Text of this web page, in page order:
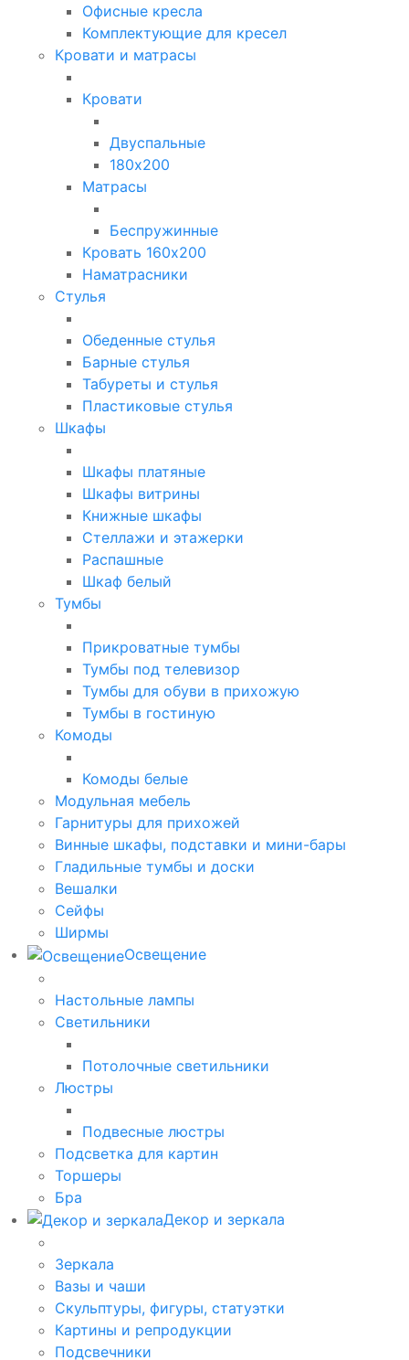
Офисные кресла
Комплектующие для кресел
Кровати и матрасы
Кровати
Двуспальные
180х200
Матрасы
Беспружинные
Кровать 160х200
Наматрасники
Стулья
Обеденные стулья
Барные стулья
Табуреты и стулья
Пластиковые стулья
Шкафы
Шкафы платяные
Шкафы витрины
Книжные шкафы
Стеллажи и этажерки
Распашные
Шкаф белый
Тумбы
Прикроватные тумбы
Тумбы под телевизор
Тумбы для обуви в прихожую
Тумбы в гостиную
Комоды
Комоды белые
Модульная мебель
Гарнитуры для прихожей
Винные шкафы, подставки и мини-бары
Гладильные тумбы и доски
Вешалки
Сейфы
Ширмы
Освещение
Настольные лампы
Светильники
Потолочные светильники
Люстры
Подвесные люстры
Подсветка для картин
Торшеры
Бра
Декор и зеркала
Зеркала
Вазы и чаши
Скульптуры, фигуры, статуэтки
Картины и репродукции
Подсвечники